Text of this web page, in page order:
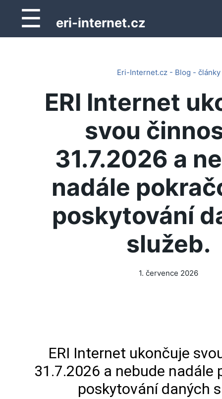
☰ eri-internet.cz
Eri-Internet.cz - Blog - články
ERI Internet
svou
31.7.2026 a
nadále
poskytování
služeb.
1. července 2026
ERI Internet ukončuje
31.7.2026 a nebude nadále
poskytování daných